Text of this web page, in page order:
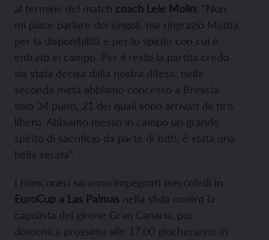
al termine del match coach Lele Molin: “Non
mi piace parlare dei singoli, ma ringrazio Mattia
per la disponibilità e per lo spirito con cui è
entrato in campo. Per il resto la partita credo
sia stata decisa dalla nostra difesa: nella
seconda metà abbiamo concesso a Brescia
solo 34 punti, 21 dei quali sono arrivati da tiro
libero. Abbiamo messo in campo un grande
spirito di sacrificio da parte di tutti, è stata una
bella serata”.
I bianconeri saranno impegnati mercoledì in
EuroCup a Las Palmas nella sfida contro la
capolista del girone Gran Canaria, poi
domenica prossima alle 17.00 giocheranno in